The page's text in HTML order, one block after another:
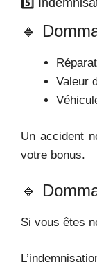
🔹
Valeur
Un accident
votre bonus.
🔹
Si vous êtes